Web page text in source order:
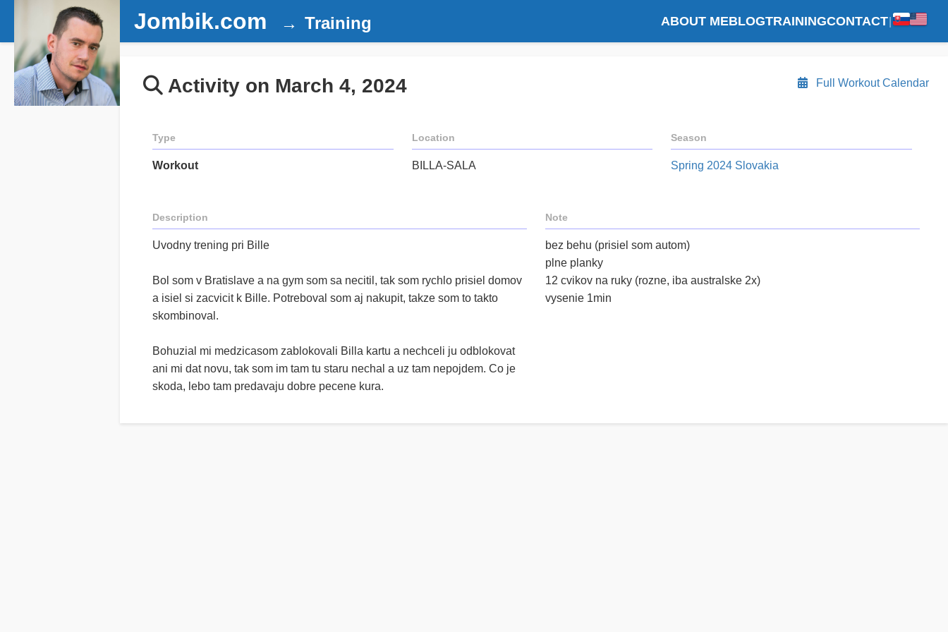
Jombik.com Training ABOUT MEBLOGTRAININGCONTACT
Full Workout Calendar
Activity on March 4, 2024
Type
Workout
Location
BILLA-SALA
Season
Spring 2024 Slovakia
Description
Uvodny trening pri Bille
Bol som v Bratislave a na gym som sa necitil, tak som rychlo prisiel domov
a isiel si zacvicit k Bille. Potreboval som aj nakupit, takze som to takto
skombinoval.
Bohuzial mi medzicasom zablokovali Billa kartu a nechceli ju odblokovat
ani mi dat novu, tak som im tam tu staru nechal a uz tam nepojdem. Co je
skoda, lebo tam predavaju dobre pecene kura.
Note
bez behu (prisiel som autom)
plne planky
12 cvikov na ruky (rozne, iba australske 2x)
vysenie 1min